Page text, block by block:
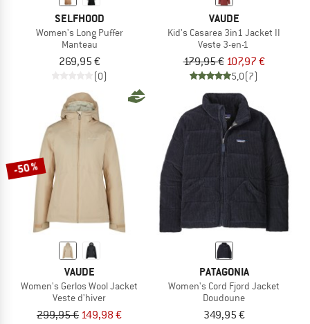
SELFHOOD
Women's Long Puffer
Manteau
269,95 €
(0)
VAUDE
Kid's Casarea 3in1 Jacket II
Veste 3-en-1
179,95 € 107,97 €
5,0(7)
-50 %
VAUDE
Women's Gerlos Wool Jacket
Veste d'hiver
299,95 € 149,98 €
PATAGONIA
Women's Cord Fjord Jacket
Doudoune
349,95 €